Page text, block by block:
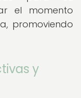
el momento
promoviendo
y